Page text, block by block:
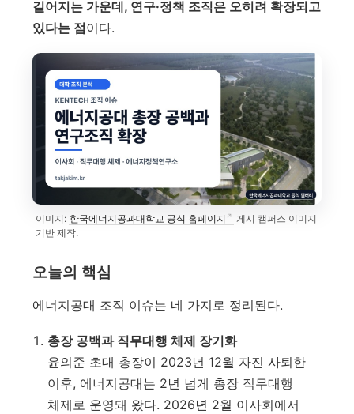
길어지는 가운데, 연구·정책 조직은 오히려 확장되고
있다는 점이다.
이미지: 한국에너지공과대학교 공식 홈페이지
게시 캠퍼스 이미지
기반 제작.
오늘의 핵심
에너지공대 조직 이슈는 네 가지로 정리된다.
총장 공백과 직무대행 체제 장기화
윤의준 초대 총장이 2023년 12월 자진 사퇴한
이후, 에너지공대는 2년 넘게 총장 직무대행
체제로 운영돼 왔다. 2026년 2월 이사회에서